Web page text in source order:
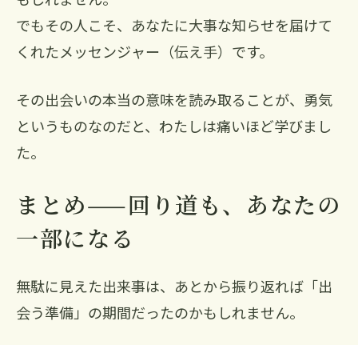
でもその人こそ、あなたに大事な知らせを届けて
くれたメッセンジャー（伝え手）です。
その出会いの本当の意味を読み取ることが、勇気
というものなのだと、わたしは痛いほど学びまし
た。
まとめ——回り道も、あなたの
一部になる
無駄に見えた出来事は、あとから振り返れば「出
会う準備」の期間だったのかもしれません。